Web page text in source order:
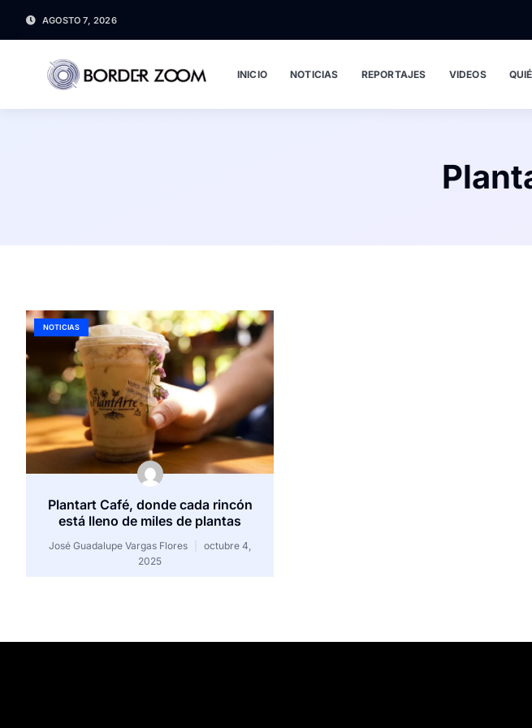
AGOSTO 7, 2026
INICIO NOTICIAS REPORTAJES VIDEOS
NOTICIAS
Plantart Café, donde cada rincón
está lleno de miles de plantas
José Guadalupe Vargas Flores
octubre 4,
2025